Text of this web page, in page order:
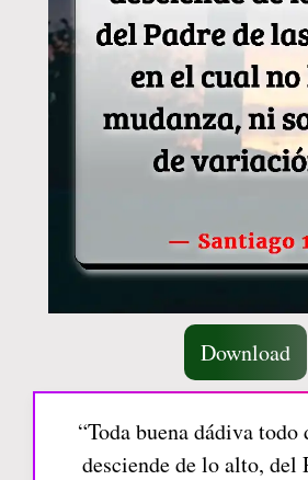
Download
“Toda buena dádiva todo
desciende de lo alto, del